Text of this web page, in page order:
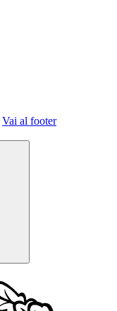
Vai al footer